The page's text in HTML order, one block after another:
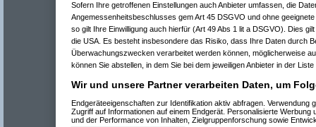
Sofern Ihre getroffenen Einstellungen auch Anbieter umfassen, die
Angemessenheitsbeschlusses gem Art 45 DSGVO und ohne
so gilt Ihre Einwilligung auch hierfür (Art 49 Abs 1 lit a DSGVO). Dies
die USA. Es besteht insbesondere das Risiko, dass Ihre Daten durch
Überwachungszwecken verarbeitet werden können, möglicherweise
können Sie abstellen, in dem Sie bei dem jeweiligen Anbieter in der
Wir und unsere Partner verarbeiten Daten, um
Endgeräteeigenschaften zur Identifikation aktiv abfragen. Verwendung
Zugriff auf Informationen auf einem Endgerät. Personalisierte Werbung
und der Performance von Inhalten, Zielgruppenforschung sowie